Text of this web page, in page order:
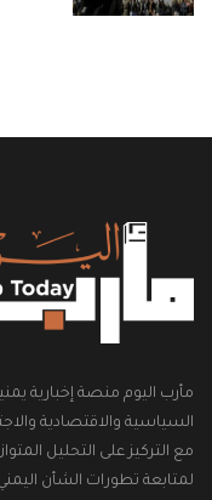
مأرب اليوم منصة إخبارية
السياسية والاقتصادية
مع التركيز على التحليل
لمتابعة تطورات الشأن